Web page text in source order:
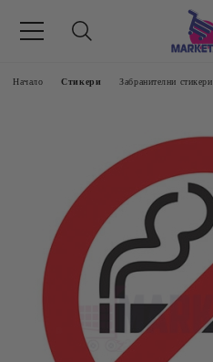
8 -17 ч/
Начало Стикери Забранителни стикери